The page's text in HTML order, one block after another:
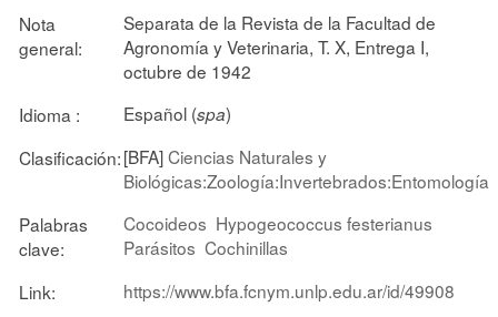
Nota
general:
Separata de la Revista de la Facultad de
Agronomía y Veterinaria, T. X, Entrega I,
octubre de 1942
Idioma :
Español (spa)
Clasificación:[BFA]Ciencias Naturales y
Biológicas:Zoología:Invertebrados:Entomología
Palabras
clave:
Cocoideos Hypogeococcus festerianus
Parásitos Cochinillas
Link:
https://www.bfa.fcnym.unlp.edu.ar/id/49908